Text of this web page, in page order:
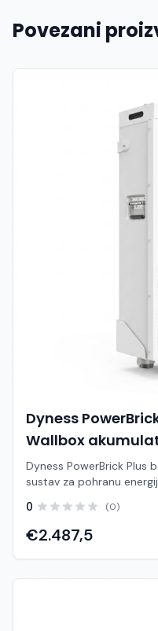
Povezani
Dyness
Wallbox
Dyness PowerBrick Plus
sustav za pohranu
solarne energije,
komercijalne objekte.
(litij-željezo-fosfat)
osigurava maksimalnu
učinkovitost pri
0 (0)
€2.487,5